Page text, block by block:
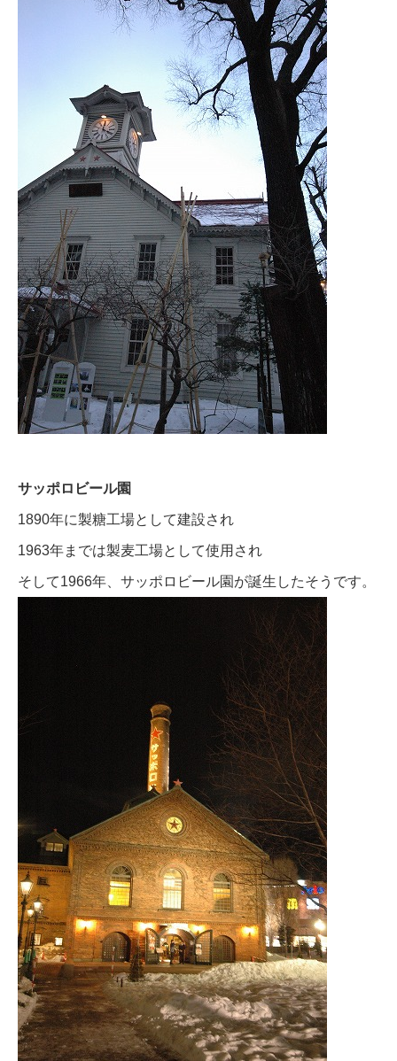
サッポロビール園
1890年に製糖工場として建設され
1963年までは製麦工場として使用され
そして1966年、サッポロビール園が誕生したそうです。